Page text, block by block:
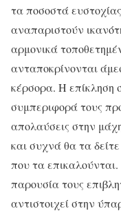
τα ποσοστά
αναπαριστούν
αρμονικά
ανταποκρίνονται
κέρσορα. Η επίκληση
συμπεριφορά τους
απολαύσεις στην
και συχνά θα τα
που τα επικαλούνται.
παρουσία τους
αντιστοιχεί στην